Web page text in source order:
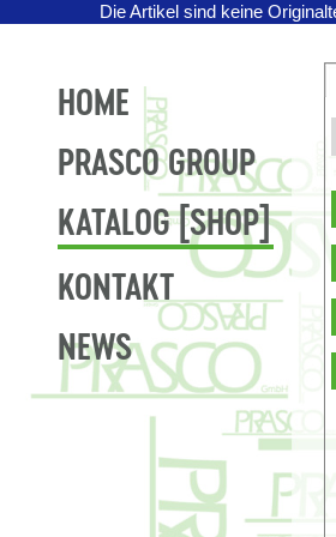
Die Artikel sind keine
HOME
PRASCO GROUP
KATALOG [SHOP]
KONTAKT
NEWS